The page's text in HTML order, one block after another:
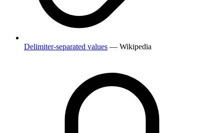
Delimiter-separated values — Wikipedia